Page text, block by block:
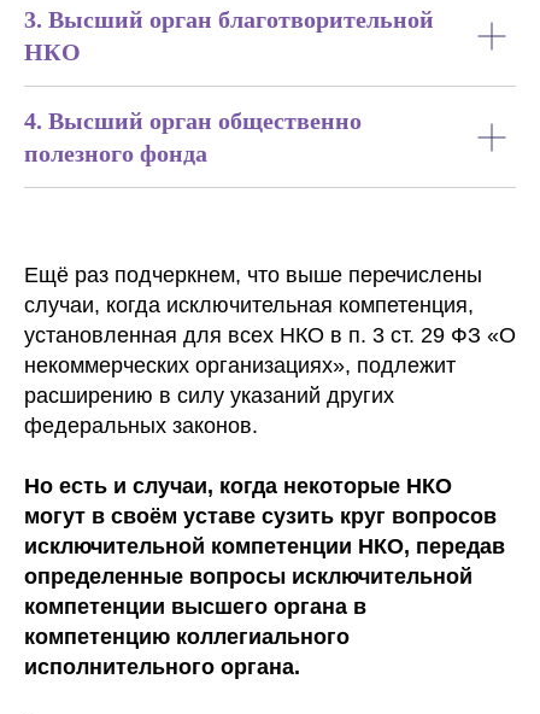
3. Высший орган благотворительной
НКО
4. Высший орган общественно
полезного фонда
Ещё раз подчеркнем, что выше перечислены
случаи, когда исключительная компетенция,
установленная для всех НКО в п. 3 ст. 29 ФЗ «О
некоммерческих организациях», подлежит
расширению в силу указаний других
федеральных законов.
Но есть и случаи, когда некоторые НКО
могут в своём уставе сузить круг вопросов
исключительной компетенции НКО, передав
определенные вопросы исключительной
компетенции высшего органа в
компетенцию коллегиального
исполнительного органа.